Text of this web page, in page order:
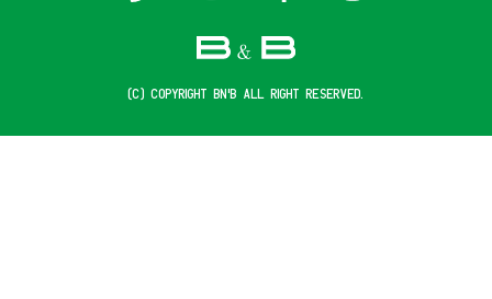
(c) COPYRIGHT B&B ALL RIGHT RESERVED.